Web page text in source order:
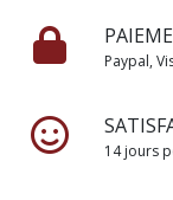
Paypal,
14 jours